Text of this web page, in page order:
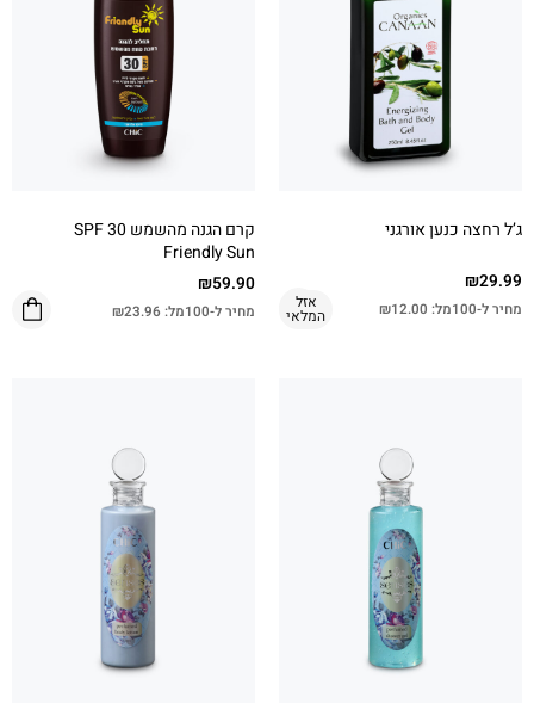
ג’ל רחצה כנען אורגני
₪29.99
מחיר ל-100מל: ₪12.00 אזל
המלאי
קרם הגנה מהשמש 30 SPF
Friendly Sun
₪59.90
מחיר ל-100מל: ₪23.96